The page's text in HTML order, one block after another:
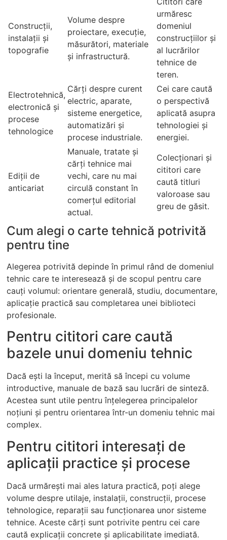
Construcții,
instalații și
topografie
Volume despre
proiectare, execuție,
măsurători, materiale
și infrastructură.
urmăresc
domeniul
construcțiilor și
al lucrărilor
tehnice de
teren.
Electrotehnică,
electronică și
procese
tehnologice
Cărți despre curent
electric, aparate,
sisteme energetice,
automatizări și
procese industriale.
Cei care caută
o perspectivă
aplicată asupra
tehnologiei și
energiei.
Ediții de
anticariat
Manuale, tratate și
cărți tehnice mai
vechi, care nu mai
circulă constant în
comerțul editorial
actual.
Colecționari și
cititori care
caută titluri
valoroase sau
greu de găsit.
Cum alegi o carte tehnică potrivită
pentru tine
Alegerea potrivită depinde în primul rând de domeniul
tehnic care te interesează și de scopul pentru care
cauți volumul: orientare generală, studiu, documentare,
aplicație practică sau completarea unei biblioteci
profesionale.
Pentru cititori care caută
bazele unui domeniu tehnic
Dacă ești la început, merită să începi cu volume
introductive, manuale de bază sau lucrări de sinteză.
Acestea sunt utile pentru înțelegerea principalelor
noțiuni și pentru orientarea într-un domeniu tehnic mai
complex.
Pentru cititori interesați de
aplicații practice și procese
Dacă urmărești mai ales latura practică, poți alege
volume despre utilaje, instalații, construcții, procese
tehnologice, reparații sau funcționarea unor sisteme
tehnice. Aceste cărți sunt potrivite pentru cei care
caută explicații concrete și aplicabilitate imediată.